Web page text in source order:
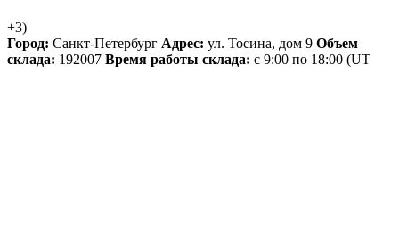
+3)
Город: Санкт-Петербург Адрес: ул. Тосина, дом 9 Объем
склада: 192007 Время работы склада: с 9:00 по 18:00 (UT